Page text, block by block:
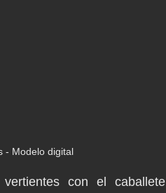
- Modelo digital
con el caballete